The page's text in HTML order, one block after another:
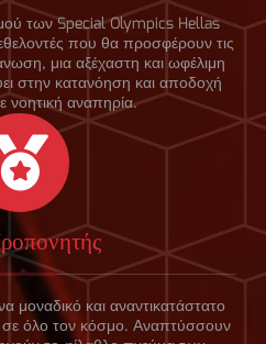
των Special Olympics Hellas
που θα προσφέρουν τις
μια αξέχαστη και ωφέλιμη
στην κατανόηση και αποδοχή
νοητική αναπηρία.
μοναδικό και αναντικατάστατο
όλο τον κόσμο. Αναπτύσσουν